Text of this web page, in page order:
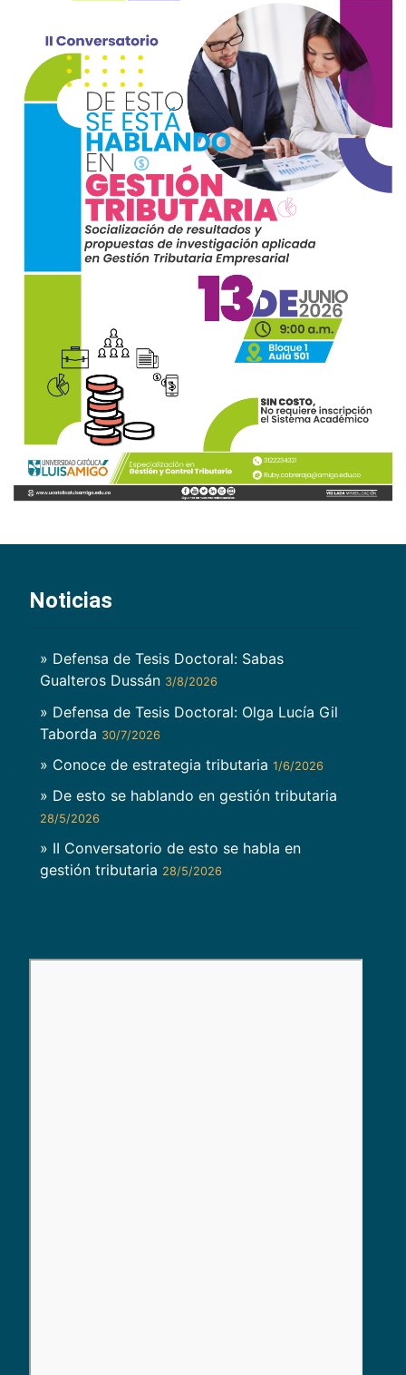
Noticias
» Defensa de Tesis Doctoral: Sabas
Gualteros Dussán 3/8/2026
» Defensa de Tesis Doctoral: Olga Lucía Gil
Taborda 30/7/2026
» Conoce de estrategia tributaria 1/6/2026
» De esto se hablando en gestión tributaria
28/5/2026
» II Conversatorio de esto se habla en
gestión tributaria 28/5/2026